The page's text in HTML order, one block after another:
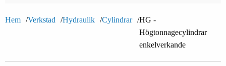
Hem Verkstad Hydraulik Cylindrar
HG -
Högtonnagecylindrar
enkelverkande